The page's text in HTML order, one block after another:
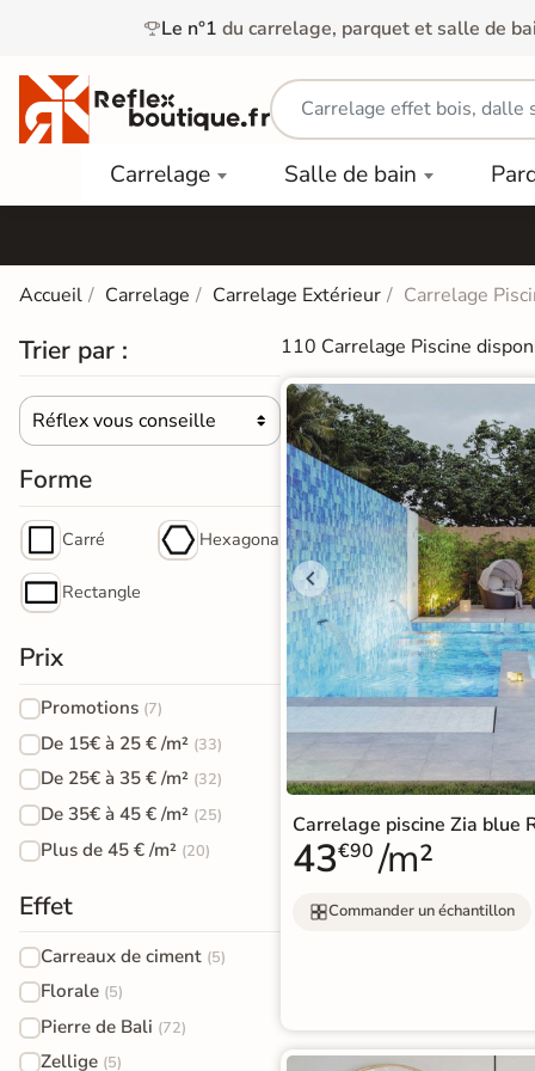
Le n°1 du carrelage, parquet et salle de
Carrelage
Carrelage
Extérieur
Dalle
Sur Plot
Carrelage
Salle de
Bain
Colle &
Finition
Par
Pièces
Format
Par
Coloris
Promos &
Destockage
Carreaux
de
ciment
Salle de bain
Douche
et Balnéos
WC
Carrelage
Salle de
Bain
Meuble
vasque
Meuble de
rangement
Vasque et
lavabo
lavabo et
vasque
Miroir
Eclairage
Contrecollé
PAR
COULEUR
Stratifié
Bois
clair
Stratifié
Bois
Stratifié
Bois
gris
Stratifié
Bois
foncé
FORMAT
Stratifié
Lame
TYPE
PVC
Dalles
PVC
Lames
PVC
bâton
rompu
PAR
Sol
PVC
Clair
Sol
PVC
Gris
Sol
de
de Bains
Accueil Carrelage Carrelage Extérieur Carrelage
Trier par :
Réflex vous conseille 
Forme
Carré Hexagonal
Rectangle
Prix
Promotions (7)
De 15€ à 25 € /m² (33)
De 25€ à 35 € /m² (32)
De 35€ à 45 € /m² (25)
Plus de 45 € /m² (20)
Effet
Carreaux de ciment (5)
Florale (5)
Pierre de Bali (72)
Zellige (5)
110 Carrelage Piscine
Carrelage piscine Zia blue
43€90 /m²
Commander un échantillon